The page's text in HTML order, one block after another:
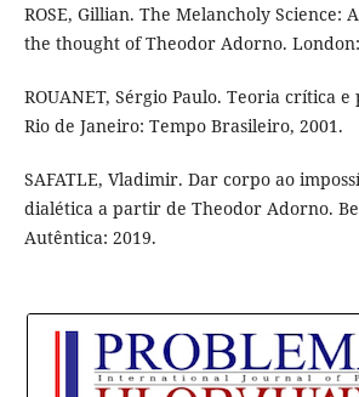
ROSE, Gillian. The Melancholy Science:
the thought of Theodor Adorno. London:
ROUANET, Sérgio Paulo. Teoria crítica e
Rio de Janeiro: Tempo Brasileiro, 2001.
SAFATLE, Vladimir. Dar corpo ao
dialética a partir de Theodor Adorno.
Autêntica: 2019.